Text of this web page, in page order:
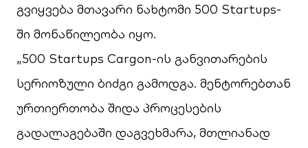
გვიყვება მთავარი ნახტომი 500 Startups-
ში მონაწილეობა იყო.
„500 Startups Cargon-ის განვითარების
სერიოზული ბიძგი გამოდგა. მენტორებთან
ურთიერთობა შიდა პროცესების
გადალაგებაში დაგვეხმარა, მთლიანად